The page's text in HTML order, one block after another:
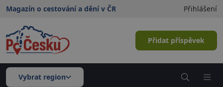
Magazín o cestování a dění v ČR Přihlášení
Přidat příspěvek
Vybrat region